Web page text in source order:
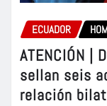
ECUADOR
ATENCIÓN |
sellan seis
relación